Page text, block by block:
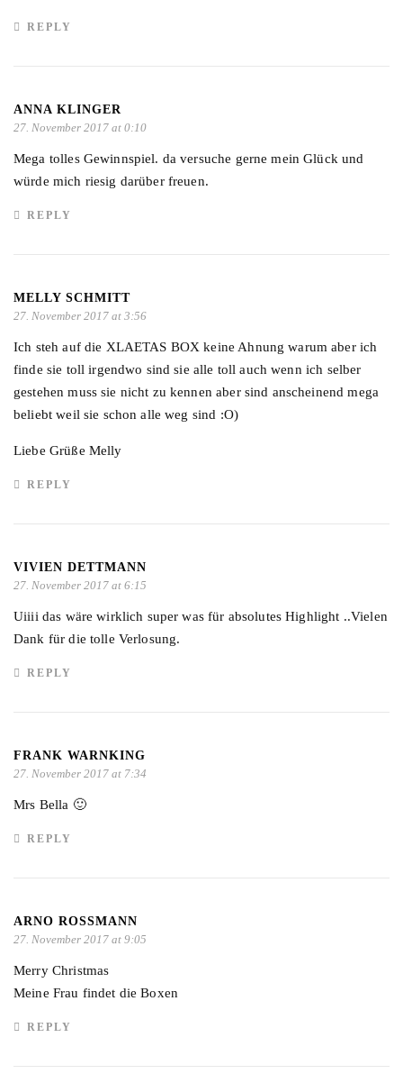
REPLY
ANNA KLINGER
27. November 2017 at 0:10
Mega tolles Gewinnspiel. da versuche gerne mein Glück und
würde mich riesig darüber freuen.
REPLY
MELLY SCHMITT
27. November 2017 at 3:56
Ich steh auf die XLAETAS BOX keine Ahnung warum aber ich
finde sie toll irgendwo sind sie alle toll auch wenn ich selber
gestehen muss sie nicht zu kennen aber sind anscheinend mega
beliebt weil sie schon alle weg sind :O)
Liebe Grüße Melly
REPLY
VIVIEN DETTMANN
27. November 2017 at 6:15
Uiiii das wäre wirklich super was für absolutes Highlight ..Vielen
Dank für die tolle Verlosung.
REPLY
FRANK WARNKING
27. November 2017 at 7:34
Mrs Bella 🙂
REPLY
ARNO ROSSMANN
27. November 2017 at 9:05
Merry Christmas
Meine Frau findet die Boxen
REPLY